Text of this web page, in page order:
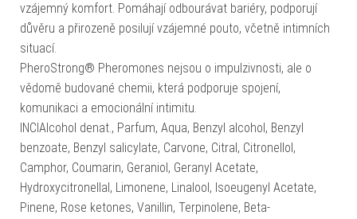
vzájemný komfort. Pomáhají odbourávat bariéry, podporují
důvěru a přirozeně posilují vzájemné pouto, včetně intimních
situací.
PheroStrong® Pheromones nejsou o impulzivnosti, ale o
vědomě budované chemii, která podporuje spojení,
komunikaci a emocionální intimitu.
INCIAlcohol denat., Parfum, Aqua, Benzyl alcohol, Benzyl
benzoate, Benzyl salicylate, Carvone, Citral, Citronellol,
Camphor, Coumarin, Geraniol, Geranyl Acetate,
Hydroxycitronellal, Limonene, Linalool, Isoeugenyl Acetate,
Pinene, Rose ketones, Vanillin, Terpinolene, Beta-